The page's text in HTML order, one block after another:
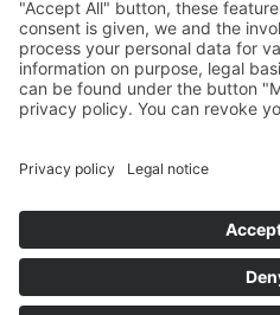
About us
Becoming a Member
Contacts